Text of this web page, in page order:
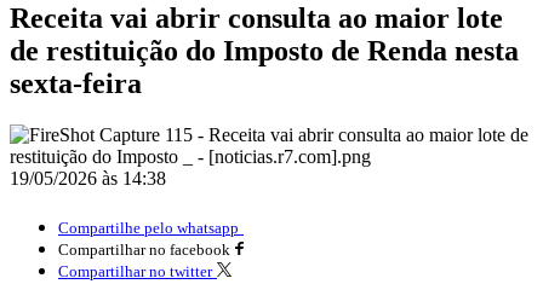
Receita vai abrir consulta ao maior lote
de restituição do Imposto de Renda nesta
sexta-feira
19/05/2026 às 14:38
Compartilhe pelo whatsapp
Compartilhar no facebook
Compartilhar no twitter